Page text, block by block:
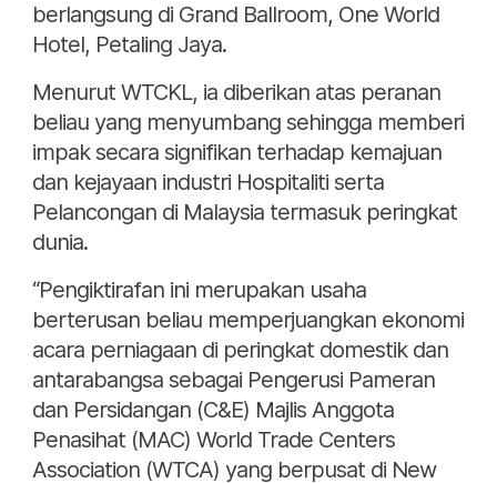
berlangsung di Grand Ballroom, One World
Hotel, Petaling Jaya.
Menurut WTCKL, ia diberikan atas peranan
beliau yang menyumbang sehingga memberi
impak secara signifikan terhadap kemajuan
dan kejayaan industri Hospitaliti serta
Pelancongan di Malaysia termasuk peringkat
dunia.
“Pengiktirafan ini merupakan usaha
berterusan beliau memperjuangkan ekonomi
acara perniagaan di peringkat domestik dan
antarabangsa sebagai Pengerusi Pameran
dan Persidangan (C&E) Majlis Anggota
Penasihat (MAC) World Trade Centers
Association (WTCA) yang berpusat di New